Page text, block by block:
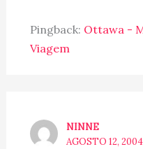
Pingback: Ottawa -
Viagem
NINNE
AGOSTO 12,